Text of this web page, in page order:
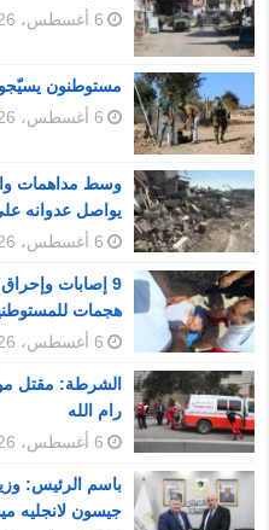
6 أغسطس، 2026
مستوطنون
6 أغسطس، 2026
وسط مداهمات
يواصل عدوانه
6 أغسطس، 2026
هجمات
6 أغسطس، 2026
رام الله
6 أغسطس، 2026
باسم الرئيس:
جيسون لانجليه